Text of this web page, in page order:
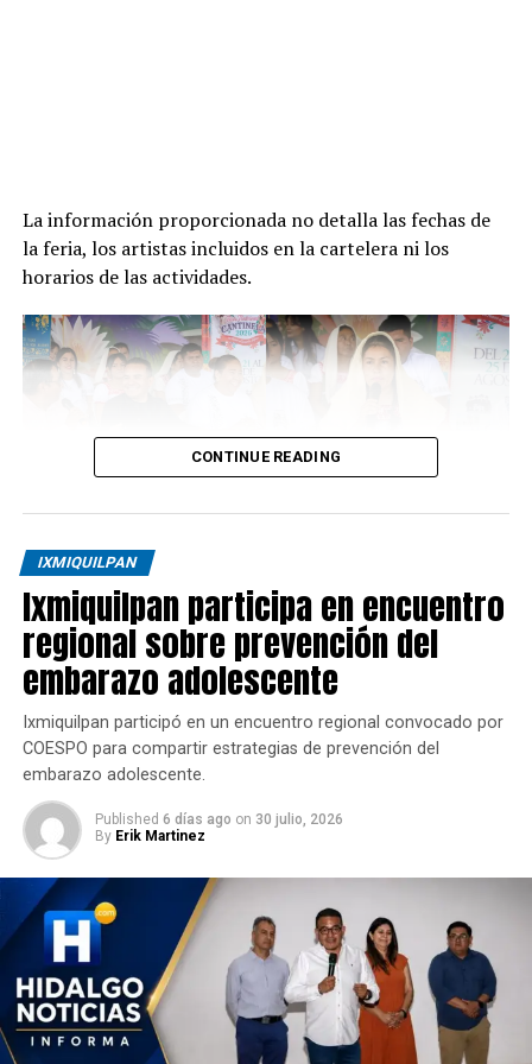
La información proporcionada no detalla las fechas de
la feria, los artistas incluidos en la cartelera ni los
horarios de las actividades.
CONTINUE READING
IXMIQUILPAN
Ixmiquilpan participa en encuentro
regional sobre prevención del
embarazo adolescente
Ixmiquilpan participó en un encuentro regional convocado por
COESPO para compartir estrategias de prevención del
embarazo adolescente.
Published 6 días ago on 30 julio, 2026
By Erik Martinez